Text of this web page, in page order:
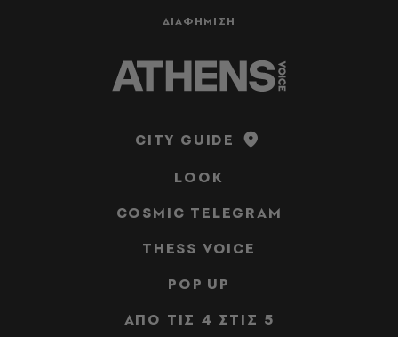
ΔΙΑΦΗΜΙΣΗ
CITY GUIDE
LOOK
COSMIC TELEGRAM
THESS VOICE
POP UP
ΑΠΟ ΤΙΣ 4 ΣΤΙΣ 5